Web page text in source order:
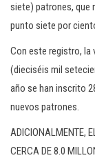
siete) patrones, que
punto siete por
Con este registro, la
(dieciséis mil
año se han inscrito
nuevos patrones.
ADICIONALMENTE,
CERCA DE 8.0